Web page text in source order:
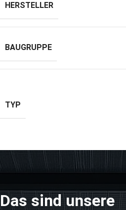
HERSTELLER
BAUGRUPPE
TYP
Das sind unsere